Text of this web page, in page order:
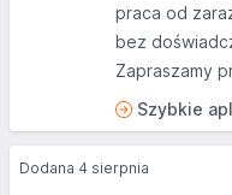
praca od
bez
Zapraszamy
Szybkie
Dodana 4 sierpnia